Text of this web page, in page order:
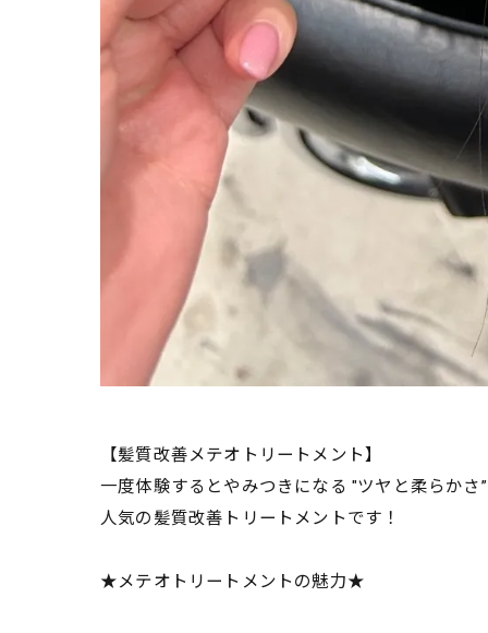
【髪質改善メテオトリートメント】
一度体験するとやみつきになる "ツヤと柔らかさ
人気の髪質改善トリートメントです！
★メテオトリートメントの魅力★